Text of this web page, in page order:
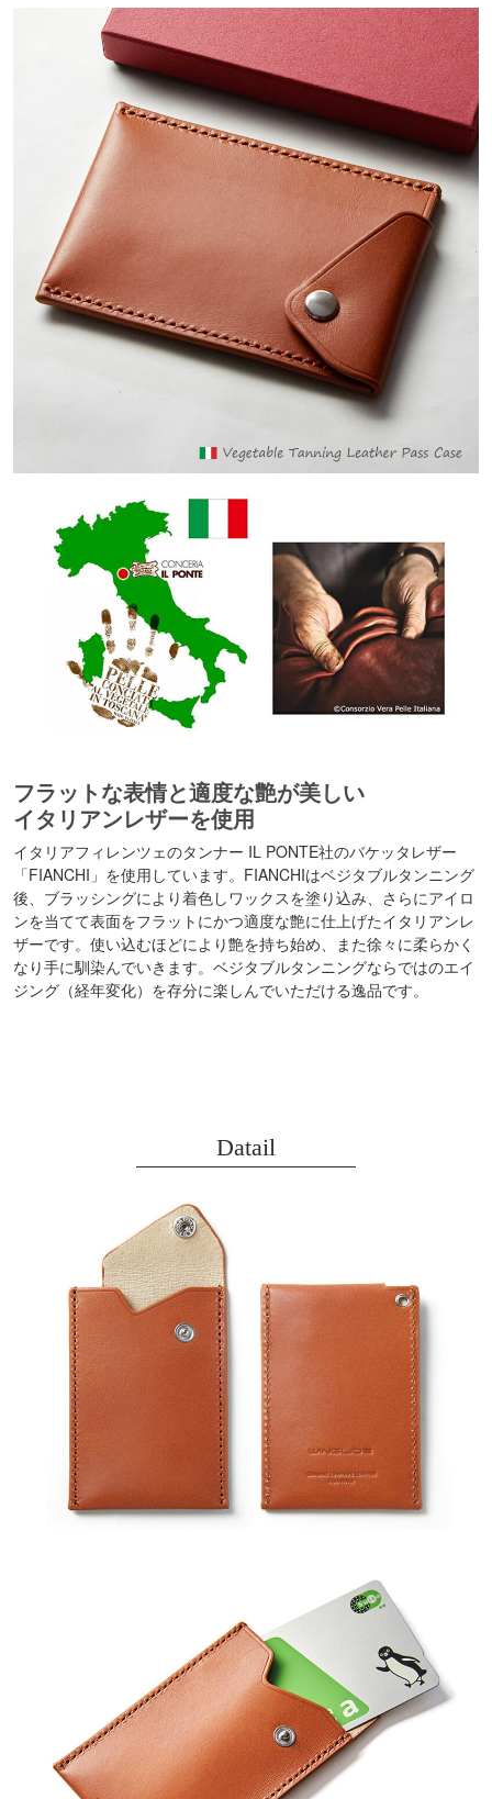
フラットな表情と適度な艶が美しい
イタリアンレザーを使用
イタリアフィレンツェのタンナー IL PONTE社のバケッタレザー
「FIANCHI」を使用しています。FIANCHIはベジタブルタンニング
後、ブラッシングにより着色しワックスを塗り込み、さらにアイロ
ンを当てて表面をフラットにかつ適度な艶に仕上げたイタリアンレ
ザーです。使い込むほどにより艶を持ち始め、また徐々に柔らかく
なり手に馴染んでいきます。ベジタブルタンニングならではのエイ
ジング（経年変化）を存分に楽しんでいただける逸品です。
Datail